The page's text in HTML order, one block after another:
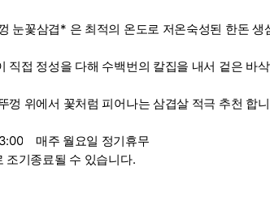
눈꽃삼겹* 은 최적의 온도로 저온숙성된 한돈 생
직접 정성을 다해 수백번의 칼집을 내서 겉은 바
껑 위에서 꽃처럼 피어나는 삼겹살 적극 추천 합
매주 월요일 정기휴무
조기종료될 수 있습니다.